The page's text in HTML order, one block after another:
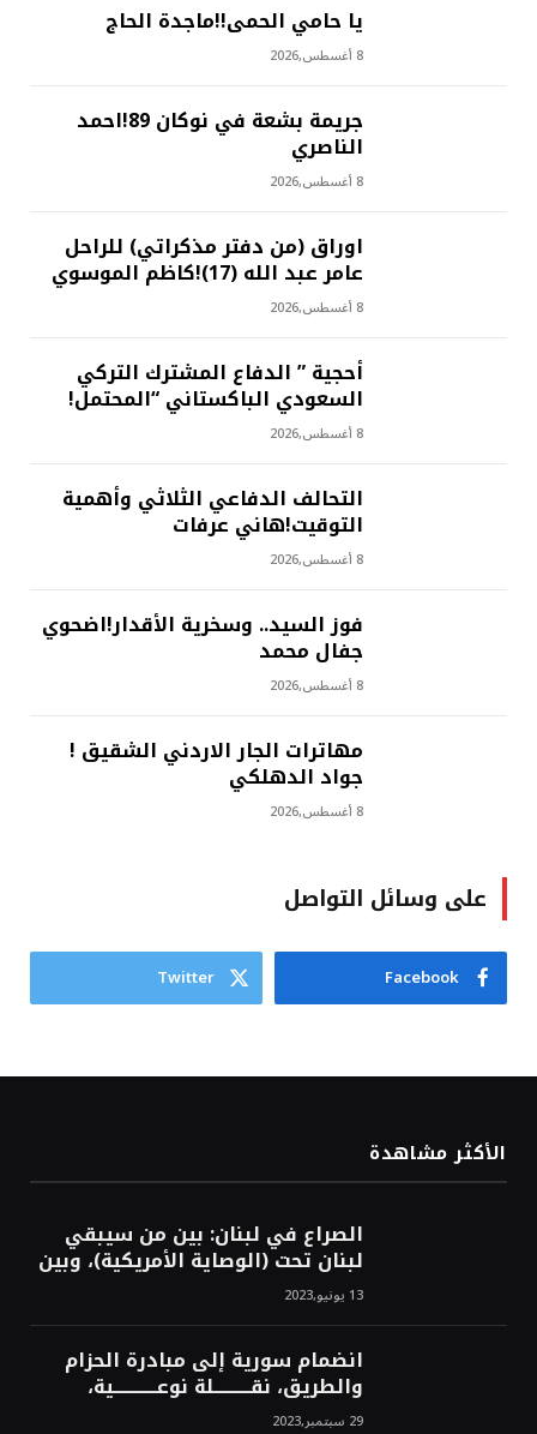
يا حامي الحمى!!ماجدة الحاج
8 أغسطس,2026
جريمة بشعة في نوكان 89!احمد
الناصري
8 أغسطس,2026
اوراق (من دفتر مذكراتي) للراحل
عامر عبد الله (17)!كاظم الموسوي
8 أغسطس,2026
أحجية ” الدفاع المشترك التركي
السعودي الباكستاني “المحتمل!
8 أغسطس,2026
التحالف الدفاعي الثلاثي وأهمية
التوقيت!هاني عرفات
8 أغسطس,2026
فوز السيد.. وسخرية الأقدار!اضحوي
جفال محمد
8 أغسطس,2026
مهاترات الجار الاردني الشقيق !
جواد الدهلكي
8 أغسطس,2026
على وسائل التواصل
Facebook
Twitter
الأكثر مشاهدة
الصراع في لبنان: بين من سيبقي
لبنان تحت (الوصاية الأمريكية)، وبين
من سيخرج لبنان من النفق الغربي!
محمد محسن13 يونيو,2023
انضمام سورية إلى مبادرة الحزام
والطريق، نقــــــــــلة نوعــــــــــــية،
استراتيجية، تاريخية، نهائية، نحو
29 سبتمبر,2023